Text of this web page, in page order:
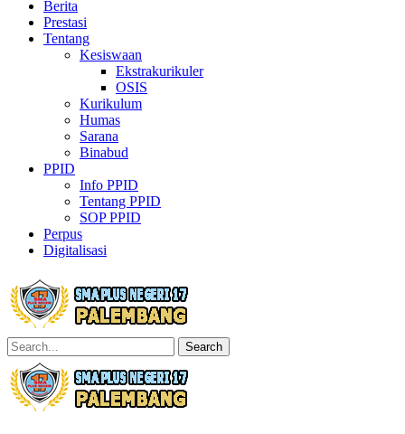
Berita
Prestasi
Tentang
Kesiswaan
Ekstrakurikuler
OSIS
Kurikulum
Humas
Sarana
Binabud
PPID
Info PPID
Tentang PPID
SOP PPID
Perpus
Digitalisasi
Search